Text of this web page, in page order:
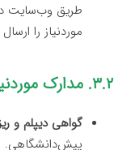
طریق وب‌سایت
موردنیاز را
۳.۲. مدارک موردنیاز
گواهی دیپلم و
پیش‌دانشگاهی.